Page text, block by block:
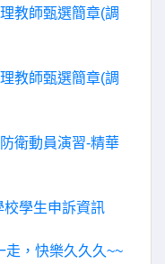
教師甄選簡章(調
教師甄選簡章(調
衛動員演習-精華
學生申訴資訊
走，快樂久久久~~